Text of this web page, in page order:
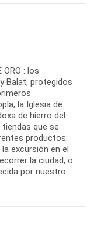
ORO : los
Balat, protegidos
la Iglesia de
de hierro del
tiendas que se
productos:
excursión en el
la ciudad, o
por nuestro